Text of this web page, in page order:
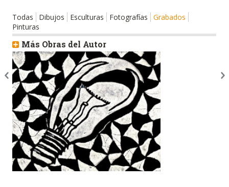
Todas Dibujos Esculturas Fotografías
Grabados
Pinturas
Más Obras del Autor